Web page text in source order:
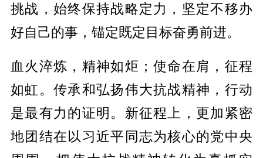
挑战，始终保持战略定力，坚定不移办
好自己的事，锚定既定目标奋勇前进。
血火淬炼，精神如炬；使命在肩，征程
如虹。传承和弘扬伟大抗战精神，行动
是最有力的证明。新征程上，更加紧密
地团结在以习近平同志为核心的党中央